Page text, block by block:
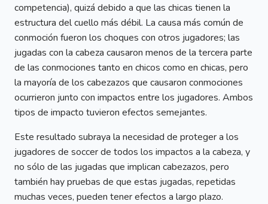
competencia), quizá debido a que las chicas tienen la
estructura del cuello más débil. La causa más común de
conmoción fueron los choques con otros jugadores; las
jugadas con la cabeza causaron menos de la tercera parte
de las conmociones tanto en chicos como en chicas, pero
la mayoría de los cabezazos que causaron conmociones
ocurrieron junto con impactos entre los jugadores. Ambos
tipos de impacto tuvieron efectos semejantes.
Este resultado subraya la necesidad de proteger a los
jugadores de soccer de todos los impactos a la cabeza, y
no sólo de las jugadas que implican cabezazos, pero
también hay pruebas de que estas jugadas, repetidas
muchas veces, pueden tener efectos a largo plazo.